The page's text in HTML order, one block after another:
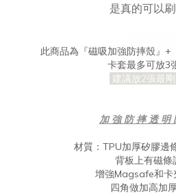
是真的可以刷
此商品為『磁吸加強防摔殼』+
卡套最多可放3
建議放2張最
加 強 防 摔 透 明
材質：TPU加厚矽膠邊
背板上有磁條
增強Magsafe和卡
四角做加高加